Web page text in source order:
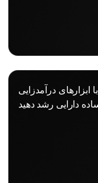
با ابزارهای درآمدزایی Cryptomus و استیکینگ امن، پرتفوی